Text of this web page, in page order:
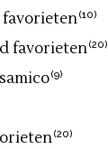
(10)
favorieten(20)
(9)
(20)